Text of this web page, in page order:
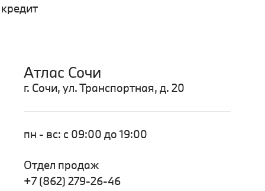
кредит
Атлас Сочи
г. Сочи, ул. Транспортная, д. 20
пн - вс: с 09:00 до 19:00
Отдел продаж
+7 (862) 279-26-46